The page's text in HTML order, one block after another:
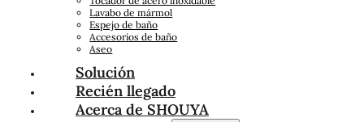
Lavabo de mármol
Espejo de baño
Accesorios de baño
Aseo
Solución
Recién llegado
Acerca de SHOUYA